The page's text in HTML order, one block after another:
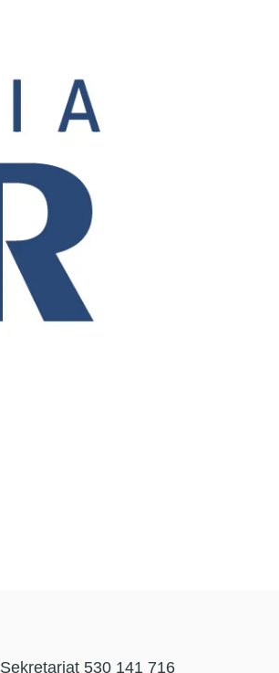
Sekretariat 530 141 716